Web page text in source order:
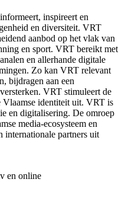
inspireert en
en diversiteit. VRT
aanbod op het vlak van
en sport. VRT bereikt met
en allerhande digitale
Zo kan VRT relevant
bijdragen aan een
VRT stimuleert de
Vlaamse identiteit uit. VRT is
en digitalisering. De omroep
media-ecosysteem en
internationale partners uit
en online